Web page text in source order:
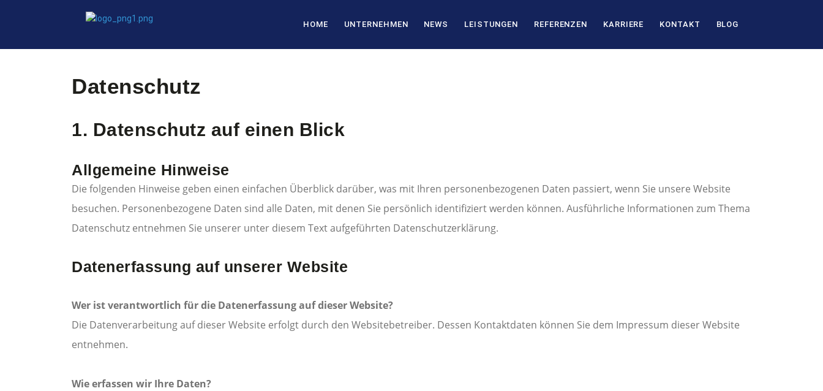
HOME UNTERNEHMEN NEWS LEISTUNGEN REFERENZEN KARRIERE KONTAKT BLOG
Datenschutz
1. Datenschutz auf einen Blick
Allgemeine Hinweise
Die folgenden Hinweise geben einen einfachen Überblick darüber, was mit Ihren personenbezogenen Daten passiert, wenn Sie unsere Website
besuchen. Personenbezogene Daten sind alle Daten, mit denen Sie persönlich identifiziert werden können. Ausführliche Informationen zum Thema
Datenschutz entnehmen Sie unserer unter diesem Text aufgeführten Datenschutzerklärung.
Datenerfassung auf unserer Website
Wer ist verantwortlich für die Datenerfassung auf dieser Website?
Die Datenverarbeitung auf dieser Website erfolgt durch den Websitebetreiber. Dessen Kontaktdaten können Sie dem Impressum dieser Website
entnehmen.
Wie erfassen wir Ihre Daten?